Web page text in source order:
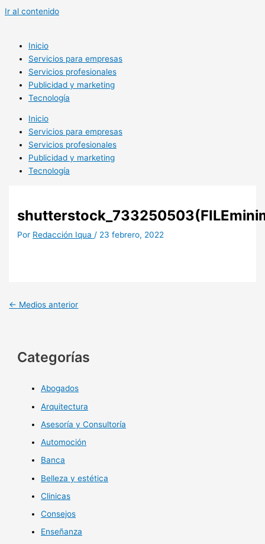
Ir al contenido
Inicio
Servicios para empresas
Servicios profesionales
Publicidad y marketing
Tecnología
Inicio
Servicios para empresas
Servicios profesionales
Publicidad y marketing
Tecnología
Por Redacción Iqua / 23 febrero, 2022
← Medios anterior
Categorías
Abogados
Arquitectura
Asesoría y Consultoría
Automoción
Banca
Belleza y estética
Clinicas
Consejos
Enseñanza